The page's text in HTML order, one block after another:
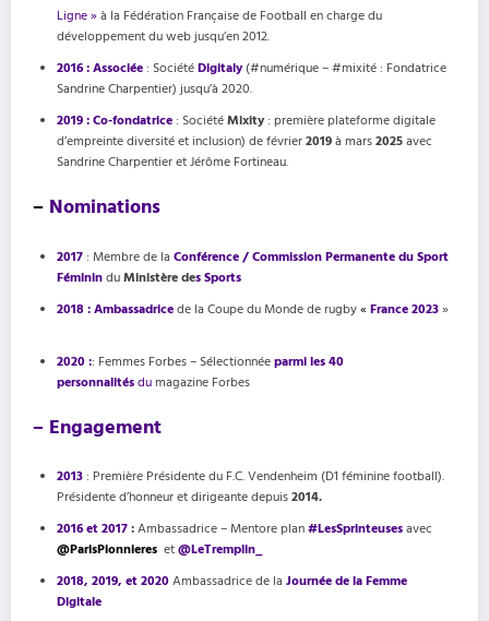
Ligne »à la Fédération Française de Football en charge du
développement du web jusqu’en 2012.
2016 : Associée : SociétéDigitaly(#numérique – #mixité : Fondatrice
Sandrine Charpentier) jusqu’à 2020.
2019 : Co-fondatrice : SociétéMixity: première plateforme digitale
d’empreinte diversité et inclusion) de février2019à mars2025avec
Sandrine Charpentier et Jérôme Fortineau.
– Nominations
2017 : Membre de la Conférence / Commission Permanente du Sport
FémininduMinistère desSports
2018 : Ambassadricede la Coupe du Monde de rugby« France 2023»
2020 :: Femmes Forbes – Sélectionnéeparmi les 40
personnalitésdumagazine Forbes
– Engagement
2013 : Première Présidente du F.C. Vendenheim (D1 féminine football).
Présidente d’honneur et dirigeante depuis2014.
2016 et 2017:Ambassadrice – Mentore plan#LesSprinteusesavec
@ParisPionnieres et@LeTremplin_
2018, 2019, et 2020 Ambassadrice de la Journée de la Femme
Digitale